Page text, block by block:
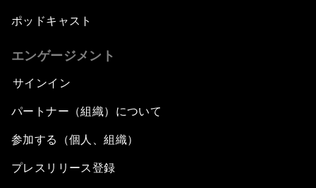
ポッドキャスト
エンゲージメント
サインイン
パートナー（組織）について
参加する（個人、組織）
プレスリリース登録